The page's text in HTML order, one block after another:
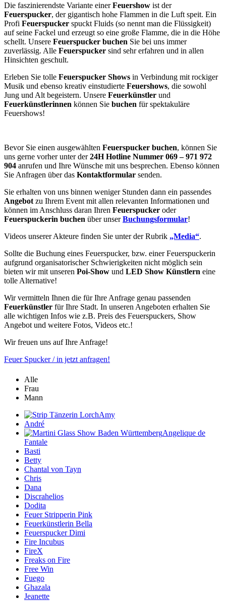
Die faszinierendste Variante einerFeuershow ist der
Feuerspucker, der gigantisch hohe Flammen in die Luft speit. Ein
Profi Feuerspucker spuckt Fluids (so nennt man die Flüssigkeit)
auf seine Fackel und erzeugt so eine große Flamme, die in die Höhe
schellt. Unsere Feuerspucker buchen Sie bei uns immer
zuverlässig. Alle Feuerspucker sind sehr erfahren und in allen
Hinsichten geschult.
Erleben Sie tolle Feuerspucker Shows in Verbindung mit rockiger
Musik und ebenso kreativ einstudierte Feuershows, die sowohl
Jung und Alt begeistern. Unsere Feuerkünstler und
Feuerkünstlerinnen können Sie buchen für spektakuläre
Feuershows!
Bevor Sie einen ausgewählten Feuerspucker buchen, können Sie
uns gerne vorher unter der24H Hotline Nummer 069 – 971 972
904 anrufen und Ihre Wünsche mit uns besprechen. Ebenso können
Sie Anfragen über das Kontaktformular senden.
Sie erhalten von uns binnen weniger Stunden dann ein passendes
Angebot zu Ihrem Event mit allen relevanten Informationen und
können im Anschluss daran Ihren Feuerspucker oder
Feuerspuckerin buchen über unserBuchungsformular!
Videos unserer Akteure finden Sie unter der Rubrik „Media“.
Sollte die Buchung eines Feuerspucker, bzw. einer Feuerspuckerin
aufgrund organisatorischer Schwierigkeiten nicht möglich sein
bieten wir mit unseren Poi-Show und LED Show Künstlern eine
tolle Alternative!
Wir vermitteln Ihnen die für Ihre Anfrage genau passenden
Feuerkünstler für Ihre Stadt. In unseren Angeboten erhalten Sie
alle wichtigen Infos wie z.B. Preis des Feuerspuckers, Show
Angebot und weitere Fotos, Videos etc.!
Wir freuen uns auf Ihre Anfrage!
Feuer Spucker / in jetzt anfragen!
Alle
Frau
Mann
Amy
André
Angelique de
Fantale
Basti
Betty
Chantal von Tayn
Chris
Dana
Discrahelios
Dodita
Feuer Stripperin Pink
Feuerkünstlerin Bella
Feuerspucker Dimi
Fire Incubus
FireX
Freaks on Fire
Free Win
Fuego
Ghazala
Jeanette